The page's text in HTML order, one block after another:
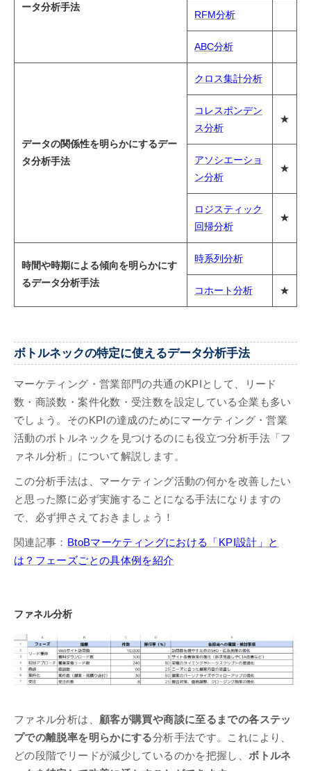
ータ分析手法
RFM分析
ABC分析
データの関係性を明らかにするデー
タ分析手法
クロス集計分析
コレスポンデン
ス分析
★
アソシエーショ
ン分析
★
ロジスティック
回帰分析
★
時間や時期による傾向を明らかにす
るデータ分析手法
時系列分析
コホート分析 ★
ボトルネックの特定に使えるデータ分析手法
マーケティング・営業部門の共通のKPIとして、リード
数・商談数・案件化数・受注数を設定している企業も多い
でしょう。そのKPIの達成のためにマーケティング・営業
活動のボトルネックを見つけるのにも役立つ分析手法「フ
ァネル分析」について解説します。
この分析手法は、マーケティング活動の何かを改善したい
と思った際に必ず実施することになる手法になりますの
で、必ず押さえておきましょう！
関連記事： BtoBマーケティングにおける「KPI設計」と
は？フェーズごとの具体例を紹介
ファネル分析
ファネル分析は、 顧客が購買や商談に至るまでの各ステッ
プでの離脱率を明らかにする分析手法です。これにより、
どの段階でリードが減少しているのかを把握し、 ボトルネ